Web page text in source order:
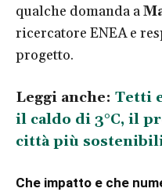
qualche domanda a
ricercatore ENEA e
progetto.
Leggi anche: Tetti
il caldo di 3°C, il
città più
Che impatto e che